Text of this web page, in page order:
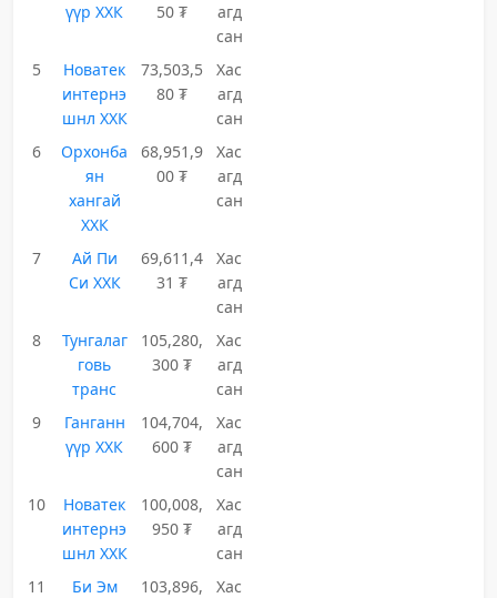
үүр ХХК
50 ₮
агд
сан
5
Новатек
интернэ
шнл ХХК
73,503,5
80 ₮
Хас
агд
сан
6
Орхонба
ян
хангай
ХХК
68,951,9
00 ₮
Хас
агд
сан
7
Ай Пи
Си ХХК
69,611,4
31 ₮
Хас
агд
сан
8
Тунгалаг
говь
транс
105,280,
300 ₮
Хас
агд
сан
9
Ганганн
үүр ХХК
104,704,
600 ₮
Хас
агд
сан
10
Новатек
интернэ
шнл ХХК
100,008,
950 ₮
Хас
агд
сан
11
Би Эм
103,896,
Хас